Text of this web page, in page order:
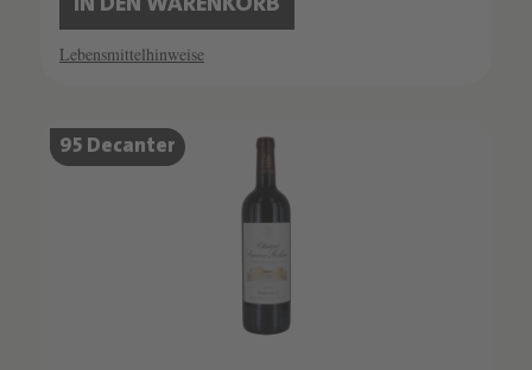
IN DEN WARENKORB
Lebensmittelhinweise
95 Decanter